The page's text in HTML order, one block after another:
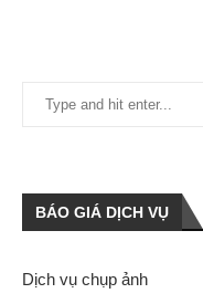
BÁO GIÁ DỊCH VỤ
Dịch vụ chụp ảnh